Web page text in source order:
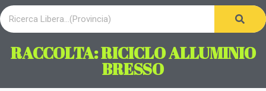
RACCOLTA: RICICLO ALLUMINIO
BRESSO